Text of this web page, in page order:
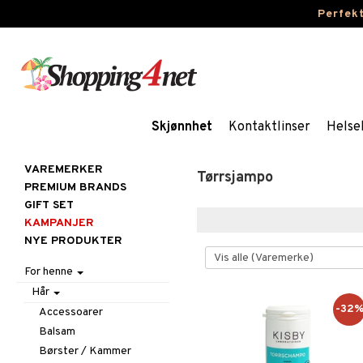
Skjønnhet Kontaktlinser
Tørrsjampo
-32%
VAREMERKER
PREMIUM BRANDS
GIFT SET
KAMPANJER
NYE PRODUKTER
For henne
Hår
Accessoarer
Balsam
Børster / Kammer